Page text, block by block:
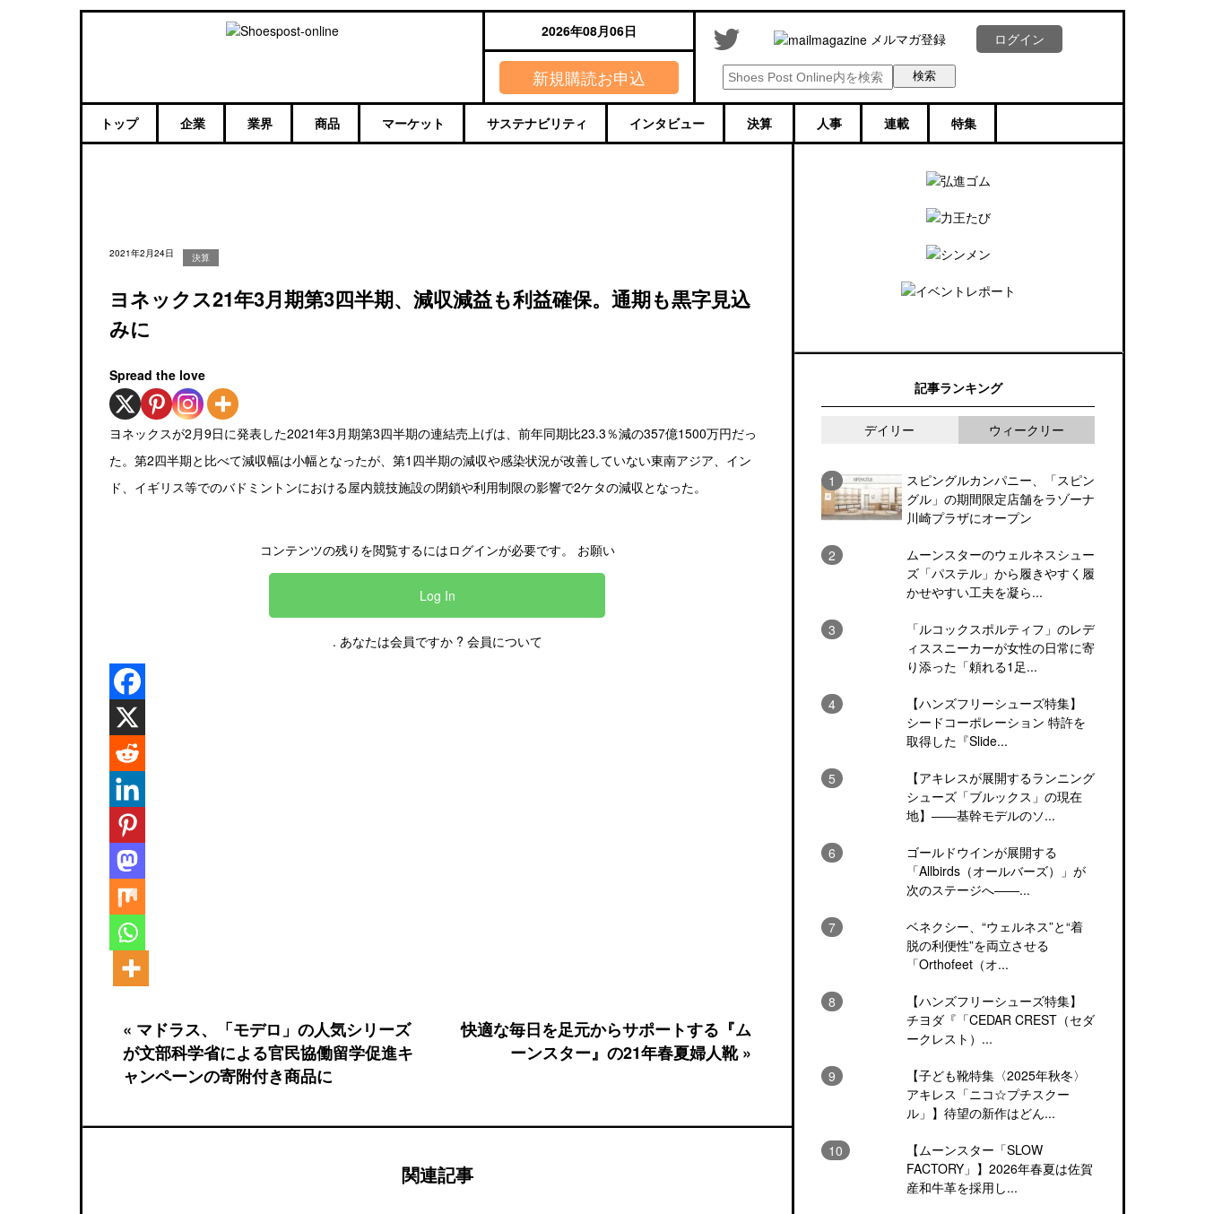
2026年08月06日
新規購読お申込
メルマガ登録 ログイン
トップ 企業 業界 商品 マーケット サステナビリティ インタビュー 決算 人事 連載 特集
2021年2月24日 決算
ヨネックス21年3月期第3四半期、減収減益も利益確保。通期も黒字見込
みに
Spread the love
ヨネックスが2月9日に発表した2021年3月期第3四半期の連結売上げは、前年同期比23.3％減の357億1500万円だっ
た。第2四半期と比べて減収幅は小幅となったが、第1四半期の減収や感染状況が改善していない東南アジア、イン
ド、イギリス等でのバドミントンにおける屋内競技施設の閉鎖や利用制限の影響で2ケタの減収となった。
コンテンツの残りを閲覧するにはログインが必要です。 お願い
Log In
. あなたは会員ですか ? 会員について
« マドラス、「モデロ」の人気シリーズ
が文部科学省による官民協働留学促進キ
ャンペーンの寄附付き商品に
快適な毎日を足元からサポートする『ム
ーンスター』の21年春夏婦人靴 »
関連記事
記事ランキング
デイリー ウィークリー
スピングルカンパニー、「スピン
グル」の期間限定店舗をラゾーナ
川崎プラザにオープン
ムーンスターのウェルネスシュー
ズ「パステル」から履きやすく履
かせやすい工夫を凝ら...
「ルコックスポルティフ」のレデ
ィススニーカーが女性の日常に寄
り添った「頼れる1足...
【ハンズフリーシューズ特集】
シードコーポレーション 特許を
取得した『Slide...
【アキレスが展開するランニング
シューズ「ブルックス」の現在
地】――基幹モデルのソ...
ゴールドウインが展開する
「Allbirds（オールバーズ）」が
次のステージへ――...
ベネクシー、“ウェルネス”と“着
脱の利便性”を両立させる
「Orthofeet（オ...
【ハンズフリーシューズ特集】
チヨダ『「CEDAR CREST（セダ
ークレスト）...
【子ども靴特集〈2025年秋冬〉
アキレス「ニコ☆プチスクー
ル」】待望の新作はどん...
【ムーンスター「SLOW
FACTORY」】2026年春夏は佐賀
産和牛革を採用し...